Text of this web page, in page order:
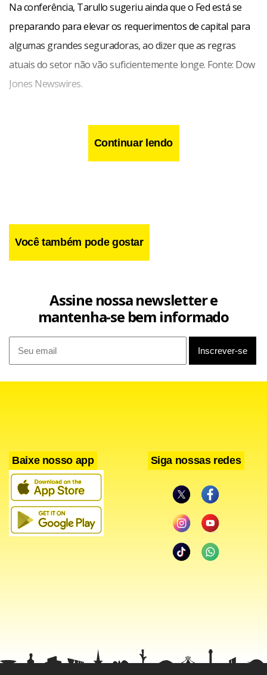
Na conferência, Tarullo sugeriu ainda que o Fed está se
preparando para elevar os requerimentos de capital para
algumas grandes seguradoras, ao dizer que as regras
atuais do setor não vão suficientemente longe. Fonte: Dow
Jones Newswires.
Facebook
WhatsApp Telegram
Share
Continuar lendo
Você também pode gostar
Assine nossa newsletter e
mantenha-se bem informado
Baixe nosso app Siga nossas redes